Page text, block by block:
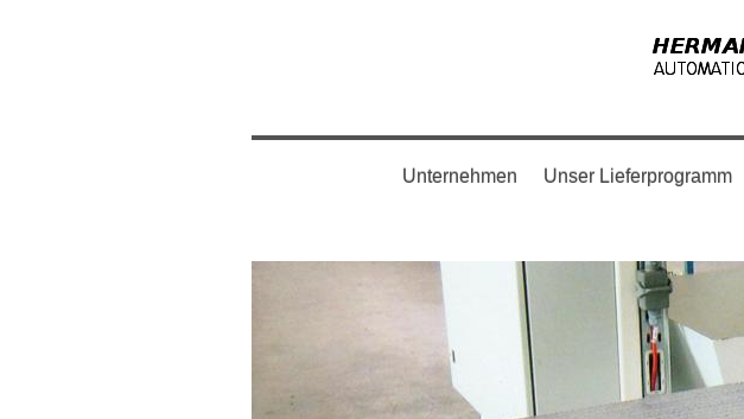
Unternehmen Unser Lieferprogramm